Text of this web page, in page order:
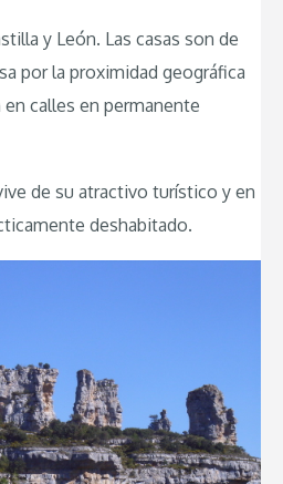
y León. Las casas son de
por la proximidad geográfica
en calles en permanente
de su atractivo turístico y en
deshabitado.